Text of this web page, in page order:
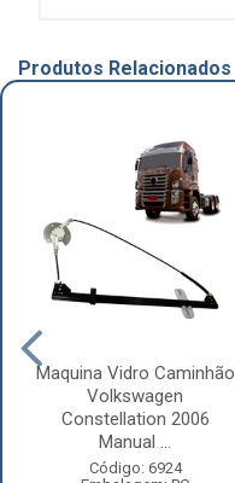
Produtos Relacionados
Maquina Vidro Caminhão
Volkswagen
Constellation 2006
Manual ...
Código: 6924